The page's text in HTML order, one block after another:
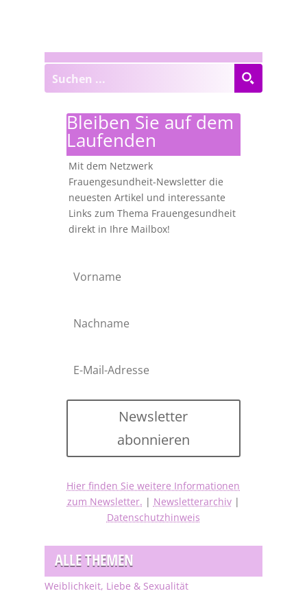
Bleiben Sie auf dem
Laufenden
Mit dem Netzwerk
Frauengesundheit-Newsletter die
neuesten Artikel und interessante
Links zum Thema Frauengesundheit
direkt in Ihre Mailbox!
Newsletter
abonnieren
Hier finden Sie weitere Informationen
zum Newsletter. | Newsletterarchiv|
Datenschutzhinweis
ALLE THEMEN
Weiblichkeit, Liebe & Sexualität